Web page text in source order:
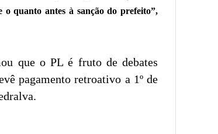
quanto antes à sanção do prefeito”,
que o PL é fruto de debates
pagamento retroativo a 1º de